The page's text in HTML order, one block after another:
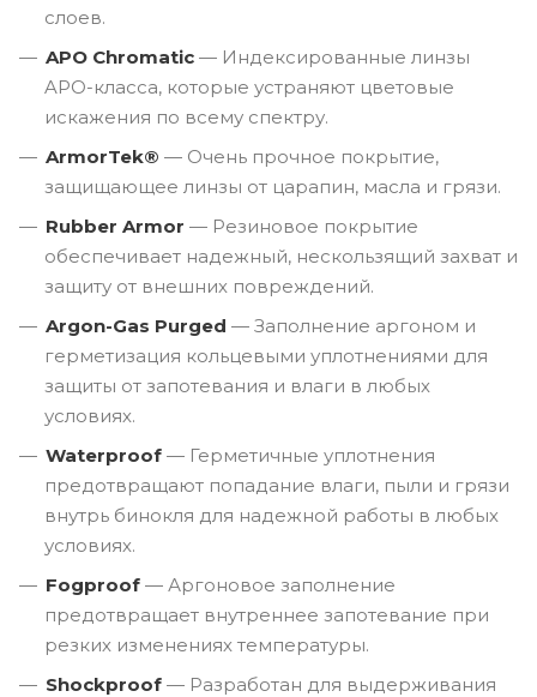
слоев.
APO Chromatic — Индексированные линзы
APO-класса, которые устраняют цветовые
искажения по всему спектру.
ArmorTek® — Очень прочное покрытие,
защищающее линзы от царапин, масла и грязи.
Rubber Armor — Резиновое покрытие
обеспечивает надежный, нескользящий захват и
защиту от внешних повреждений.
Argon-Gas Purged — Заполнение аргоном и
герметизация кольцевыми уплотнениями для
защиты от запотевания и влаги в любых
условиях.
Waterproof — Герметичные уплотнения
предотвращают попадание влаги, пыли и грязи
внутрь бинокля для надежной работы в любых
условиях.
Fogproof — Аргоновое заполнение
предотвращает внутреннее запотевание при
резких изменениях температуры.
Shockproof — Разработан для выдерживания